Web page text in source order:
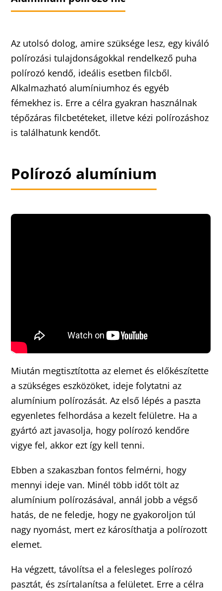
Az utolsó dolog, amire szüksége lesz, egy kiváló
polírozási tulajdonságokkal rendelkező puha
polírozó kendő, ideális esetben filcből.
Alkalmazható alumíniumhoz és egyéb
fémekhez is. Erre a célra gyakran használnak
tépőzáras filcbetéteket, illetve kézi polírozáshoz
is találhatunk kendőt.
Polírozó alumínium
Miután megtisztította az elemet és előkészítette
a szükséges eszközöket, ideje folytatni az
alumínium polírozását. Az első lépés a paszta
egyenletes felhordása a kezelt felületre. Ha a
gyártó azt javasolja, hogy polírozó kendőre
vigye fel, akkor ezt így kell tenni.
Ebben a szakaszban fontos felmérni, hogy
mennyi ideje van. Minél több időt tölt az
alumínium polírozásával, annál jobb a végső
hatás, de ne feledje, hogy ne gyakoroljon túl
nagy nyomást, mert ez károsíthatja a polírozott
elemet.
Ha végzett, távolítsa el a felesleges polírozó
pasztát, és zsírtalanítsa a felületet. Erre a célra